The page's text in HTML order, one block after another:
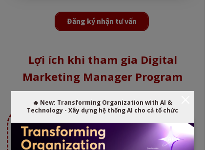
Đăng ký nhận tư vấn
Lợi ích khi tham gia Digital
Marketing Manager Program
Tiếp cận phương pháp
Case Method thực chiến,
Kết hợp chuyên môn
đào tạo Digital
🔥 New: Transforming Organization with AI &
Technology - Xây dựng hệ thống AI cho cả tổ chức